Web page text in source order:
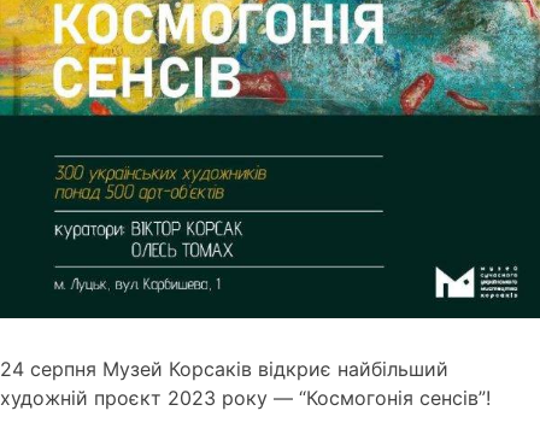
24 серпня Музей Корсаків відкриє найбільший
художній проєкт 2023 року — “Космогонія сенсів”!